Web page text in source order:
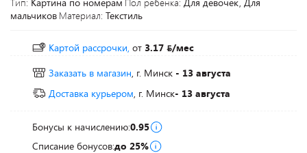
мальчиков Материал: Текстиль
Картой рассрочки, от 3.17
/мес
Заказать в магазин, г. Минск - 13 августа
Доставка курьером, г. Минск- 13 августа
Бонусы к начислению:0.95
Списание бонусов:до 25%